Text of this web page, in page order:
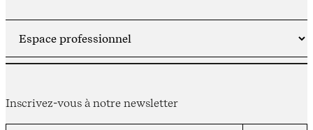
Inscrivez-vous à notre newsletter